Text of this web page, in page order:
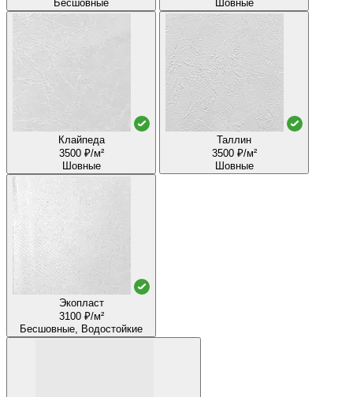
Бесшовные Шовные
Клайпеда
3500 ₽/м²
Шовные
Таллин
3500 ₽/м²
Шовные
Экопласт
3100 ₽/м²
Бесшовные, Водостойкие